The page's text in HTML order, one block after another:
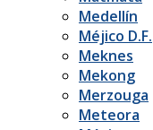
Medellín
Méjico D.F.
Meknes
Mekong
Merzouga
Meteora